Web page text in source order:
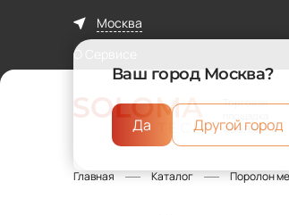
Москва
О Сервисе
Торговая
ФомЛайн
Главная Каталог Поролон
Ваш город Москва?
Да Другой город